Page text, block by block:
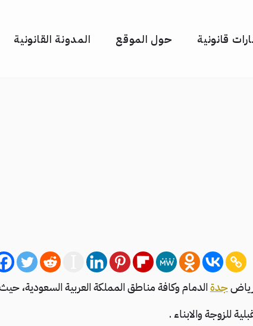
قانونية حول الموقع المدونة القانونية
جدةالدمام وكافة مناطق المملكة العربية السعودية،
للزوجة والابناء .